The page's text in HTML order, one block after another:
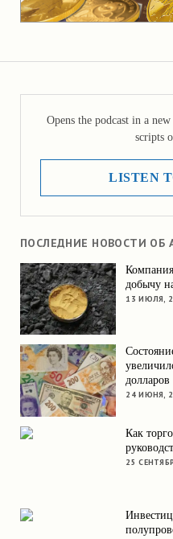
Opens the podcast in a
scripts
LISTEN
ПОСЛЕДНИЕ НОВОСТИ ОБ
добычу
13 ИЮЛЯ,
долларов
24 ИЮНЯ,
Как
25